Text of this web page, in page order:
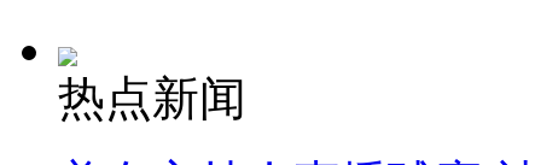
热点新闻